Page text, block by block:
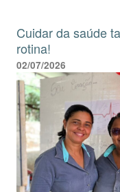
Cuidar da saúde
rotina!
02/07/2026